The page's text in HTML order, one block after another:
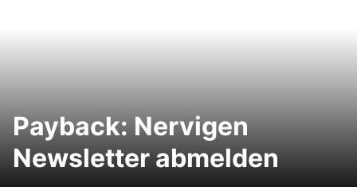
Payback: Nervigen
Newsletter abmelden